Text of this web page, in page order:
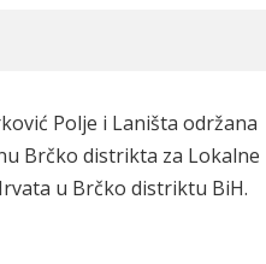
Polje i Laništa održana
Brčko distrikta za Lokalne
u Brčko distriktu BiH.